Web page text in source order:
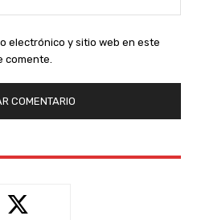
electrónico y sitio web en este
comente.